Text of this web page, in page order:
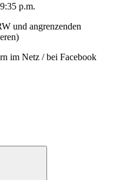
p.m.
und angrenzenden
im Netz / bei Facebook